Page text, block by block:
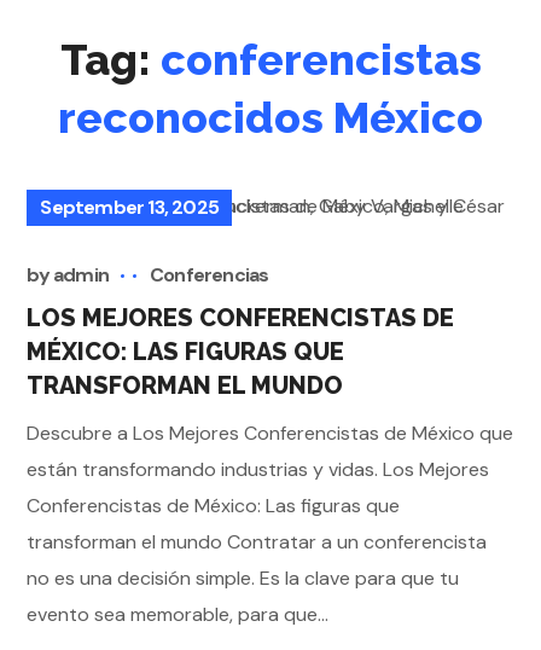
Tag: conferencistas
reconocidos México
September 13, 2025
byadmin Conferencias
LOS MEJORES CONFERENCISTAS DE
MÉXICO: LAS FIGURAS QUE
TRANSFORMAN EL MUNDO
Descubre a Los Mejores Conferencistas de México que
están transformando industrias y vidas. Los Mejores
Conferencistas de México: Las figuras que
transforman el mundo Contratar a un conferencista
no es una decisión simple. Es la clave para que tu
evento sea memorable, para que...